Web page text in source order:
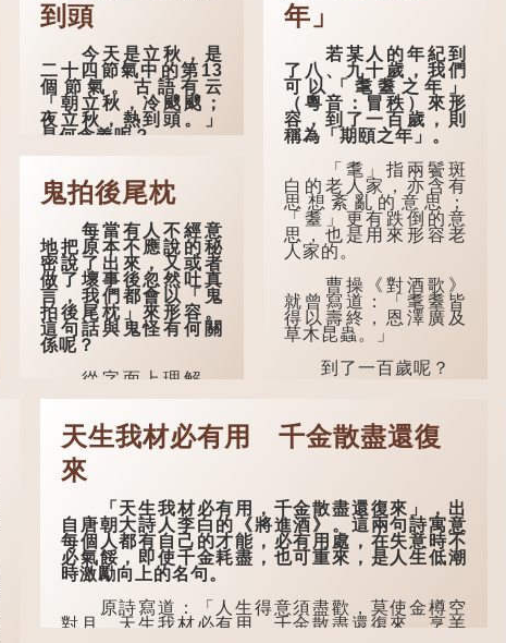
到頭
今天是立秋，是
二十四節氣中的第13
個節氣。古語有云
「朝立秋，冷颼颼；
夜立秋，熱到頭。」
是何含義呢？
崔寔《四民月令》：
「朝立秋，冷颼颼；
夜立秋，熱到頭」。
到了清代，顧祿在
《清嘉錄》中記錄蘇
州風俗時，也引用了
這句諺語。不過當地
百姓的口頭說法是
「朝立秋，渹颼颼；
夜立秋，熱吽吽」。
雖然用字略有不同，
但意思完全一致。
那麼，這句話到
了古人的一種樸素觀
察：如果立秋的精
確...
鬼拍後尾枕
每當有人不經意
地把原本不應說的秘
密說了出來，又或者
做了壞事後忽然吐真
言，我們都會以「鬼
拍後尾枕」來形容。
這句話與鬼怪有何關
係呢？
從字面上理解，
「後尾枕」的本字應
zhěn，與「枕」同
音）。《說文解
字》：「䪴，項枕
也。」意思是頭後部
民間流傳有一種
說法，人會將一些不
欲為人所知的記憶藏
於頸後之處。如果忽
不明東西（如鬼魂）
在後腦拍了一下，藏
年」
若某人的年紀到
了八、九十歲，我們
可以「耄耋之年」
（粵音：冒秩）來形
容，到了一百歲，則
稱為「期頤之年」。
「耄」指兩鬢斑
白的老人家，亦含有
思想紊亂的意思；
「耋」更有跌倒的意
思，也是用來形容老
人家的。
曹操《對酒歌》
就曾寫道：「耄耋皆
得以壽終，恩澤廣及
草木昆蟲。」
到了一百歲呢？
禮上》：「百年曰期
頤。」鄭玄註：
味，孝子要盡養道...
天生我材必有用 千金散盡還復
來
「天生我材必有用，千金散盡還復來」，出
自唐朝大詩人李白的《將進酒》。這兩句詩寓意
每個人都有自己的才能，必有用處，在失意時不
必氣餒，即使千金耗盡，也可重來，是人生低潮
時激勵向上的名句。
原詩寫道：「人生得意須盡歡，莫使金樽空
對月。天生我材必有用，千金散盡還復來。烹羊